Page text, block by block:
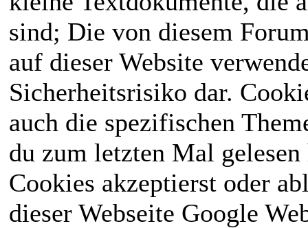
sind; Die von diesem
auf dieser Website
Sicherheitsrisiko dar.
auch die spezifischen
du zum letzten Mal
Cookies akzeptierst oder
dieser Webseite Google